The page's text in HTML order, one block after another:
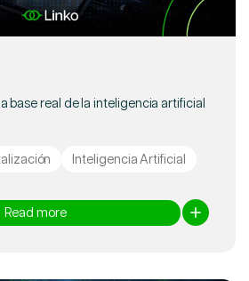
base real de la inteligencia artificial
Inteligencia Artificial
Read more